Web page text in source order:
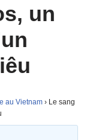
un
au Vietnam › Le sang